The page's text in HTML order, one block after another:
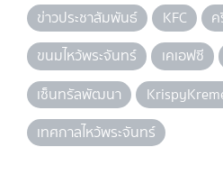
ข่าวประชาสัมพันธ์ KFC
ขนมไหว้พระจันทร์
เคเอฟซี
เซ็นทรัลพัฒนา
เทศกาลไหว้พระจันทร์